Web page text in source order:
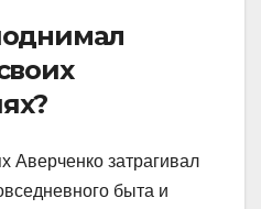
Аверченко затрагивал
быта и